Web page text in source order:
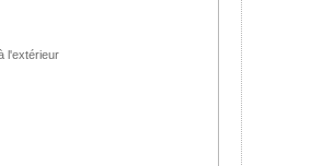
l'extérieur